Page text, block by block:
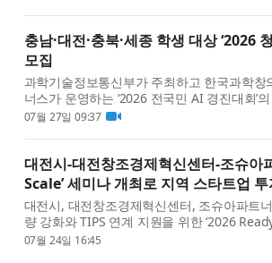
충남·대전·충북·세종 학생 대상 ‘2026
모집
과학기술정보통신부가 주최하고 한국과학
너스가 운영하는 ‘2026 전국민 AI 경진대회’
로보틱스 챌린지’가 오는 8월부터 세종·충주
07월 27일 09:37
대전시-대전창조경제혁신센터-조슈아
Scale’ 세미나 개최로 지역 스타트업
대전시, 대전창조경제혁신센터, 조슈아파트
량 강화와 TIPS 연계 지원을 위한 ‘2026
최했다고 밝혔다. 이번 세미나는 창업기업이
07월 24일 16:45